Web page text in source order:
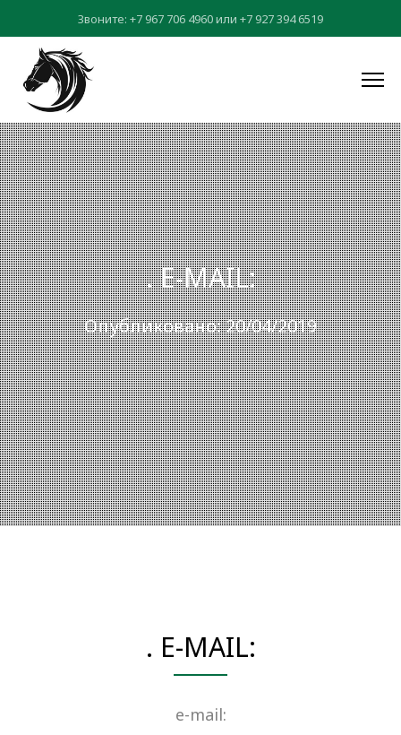
Звоните: +7 967 706 4960или +7 927 394 6519
. E-MAIL:
Опубликовано: 20/04/2019
. E-MAIL:
e-mail: